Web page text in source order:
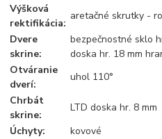
Výšková
rektifikácia:
aretačné skrutky -
Dvere
skrine:
bezpečnostné sklo
doska hr. 18 mm
Otváranie
dverí:
uhol 110°
Chrbát
skrine:
LTD doska hr. 8 mm
Úchyty:
kovové